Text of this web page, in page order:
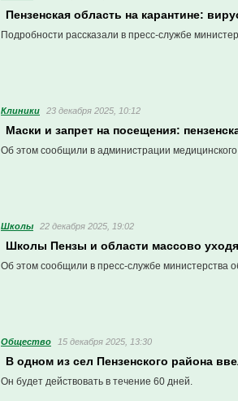
Пензенская область на карантине:
Подробности рассказали в пресс-службе
Клиники 23 декабря 2025, 10:12
Маски и запрет на посещения:
Об этом сообщили в администрации
Школы 22 декабря 2025, 19:02
Школы Пензы и области массово
Об этом сообщили в пресс-службе министерства
Общество 15 декабря 2025, 13:30
В одном из сел Пензенского района
Он будет действовать в течение 60 дней.